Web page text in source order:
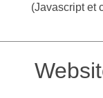
(Javascript et